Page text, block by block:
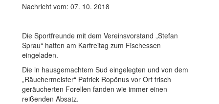
Nachricht vom: 07. 10. 2018
Die Sportfreunde mit dem Vereinsvorstand „Stefan
Sprau“ hatten am Karfreitag zum Fischessen
eingeladen.
Die in hausgemachtem Sud eingelegten und von dem
„Räuchermeister“ Patrick Ropönus vor Ort frisch
geräucherten Forellen fanden wie immer einen
reißenden Absatz.